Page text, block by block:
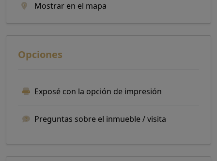
Mostrar en el mapa
Opciones
Exposé con la opción de impresión
Preguntas sobre el inmueble / visita